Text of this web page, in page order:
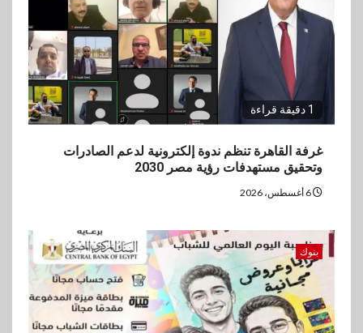
1 دقيقة قراءة
غرفة القاهرة تنظم ندوة إلكترونية لدعم الصادرات
وتحقيق مستهدفات رؤية مصر 2030
بنوك